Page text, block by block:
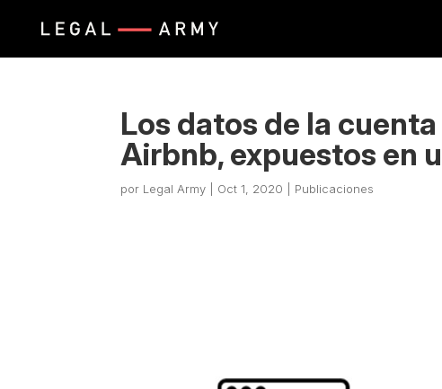
Los datos de la
Airbnb, expuestos en
por Legal Army Oct 1, 2020 Publicaciones